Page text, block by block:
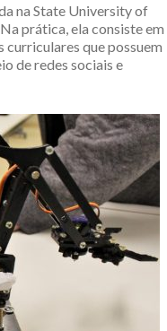
na State University of
prática, ela consiste em
que possuem
de redes sociais e